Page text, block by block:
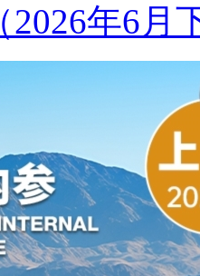
2026年6月